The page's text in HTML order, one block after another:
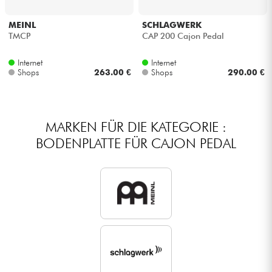
Licht
MEINL
TMCP
Internet
Shops
263.00 €
SCHLAGWERK
CAP 200 Cajon Pedal
Internet
Shops
290.00 €
MARKEN FÜR DIE KATEGORIE :
BODENPLATTE FÜR CAJON PEDAL